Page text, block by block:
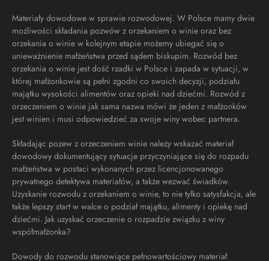
Materiały dowodowe w sprawie rozwodowej. W Polsce mamy dwie
możliwości składania pozwów z orzekaniem o winie oraz bez
orzekania o winie w kolejnym etapie możemy ubiegać się o
unieważnienie małżeństwa przed sądem biskupim. Rozwód bez
orzekania o winie jest dość rzadki w Polsce i zapada w sytuacji, w
której małżonkowie są pełni zgodni co swoich decyzji, podziału
majątku wysokości alimentów oraz opieki nad dziećmi. Rozwód z
orzeczeniem o winie jak sama nazwa mówi że jeden z małżonków
jest winien i musi odpowiedzieć za swoje winy wobec partnera.
Składając pozew z orzeczeniem winie należy wskazać materiał
dowodowy dokumentujący sytuacje przyczyniające się do rozpadu
małżeństwa w postaci wykonanych przez licencjonowanego
prywatnego detektywa materiałów, a także wezwać świadków.
Uzyskanie rozwodu z orzekaniem o winie, to nie tylko satysfakcja, ale
także lepszy start w walce o podział majątku, alimenty i opiekę nad
dziećmi. Jak uzyskać orzeczenie o rozpadzie związku z winy
współmałżonka?
Dowody do rozwodu stanowiące pełnowartościowy materiał